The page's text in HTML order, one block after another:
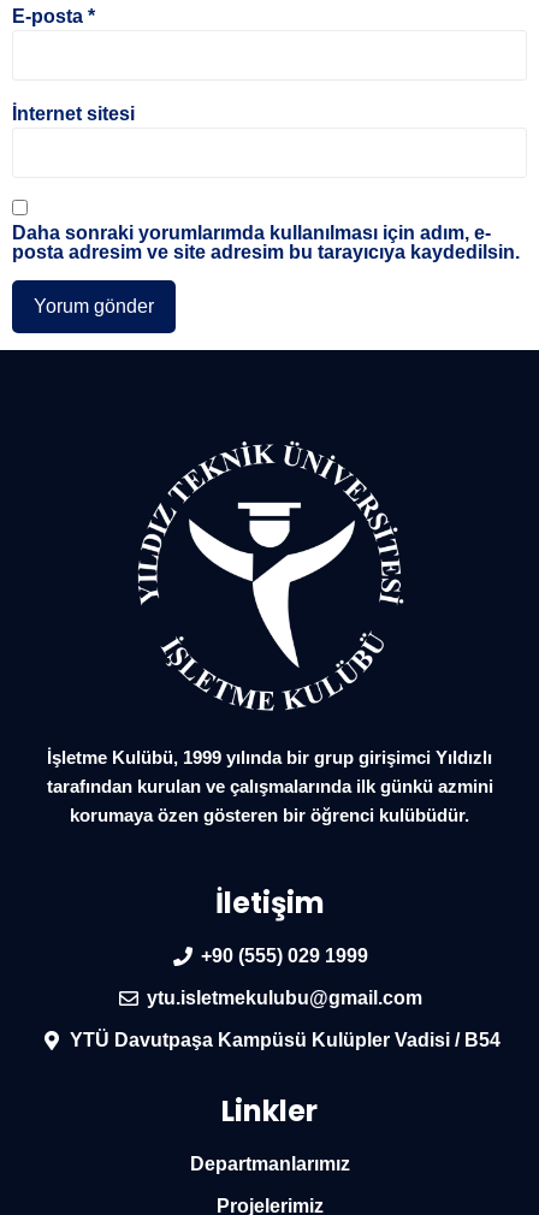
E-posta *
İnternet sitesi
Daha sonraki yorumlarımda kullanılması için adım, e-
posta adresim ve site adresim bu tarayıcıya kaydedilsin.
İşletme Kulübü, 1999 yılında bir grup girişimci Yıldızlı
tarafından kurulan ve çalışmalarında ilk günkü azmini
korumaya özen gösteren bir öğrenci kulübüdür.
İletişim
+90 (555) 029 1999
ytu.isletmekulubu@gmail.com
YTÜ Davutpaşa Kampüsü Kulüpler Vadisi / B54
Linkler
Departmanlarımız
Projelerimiz